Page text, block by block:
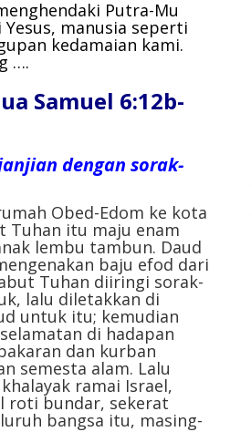
Putra-Mu
manusia seperti
kedamaian kami.
….
Samuel 6:12b-
dengan sorak-
Obed-Edom ke kota
Tuhan itu maju enam
lembu tambun. Daud
baju efod dari
Tuhan diiringi sorak-
lalu diletakkan di
untuk itu; kemudian
di hadapan
dan kurban
semesta alam. Lalu
ramai Israel,
roti bundar, sekerat
bangsa itu, masing-